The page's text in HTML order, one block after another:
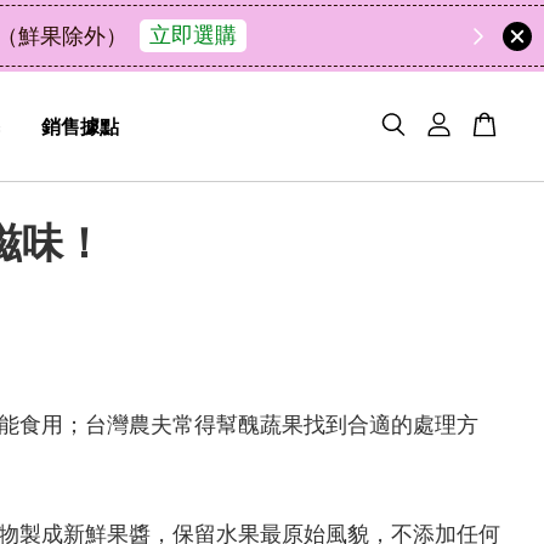
盒新上市｜橘皮植萃永續好禮，解油去味・送禮自用
銷售據點
！
食用；台灣農夫常得幫醜蔬果找到合適的處理方
製成新鮮果醬，保留水果最原始風貌，不添加任何